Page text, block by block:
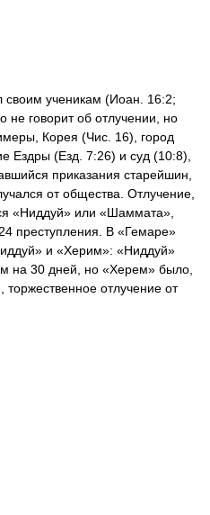
своим ученикам (Иоан. 16:2;
не говорит об отлучении, но
Корея (Чис. 16), город
Ездры (Езд. 7:26) и суд (10:8),
приказания старейшин,
от общества. Отлучение,
«Ниддуй» или «Шаммата»,
преступления. В «Гемаре»
и «Херим»: «Ниддуй»
на 30 дней, но «Херем» было,
отлучение от